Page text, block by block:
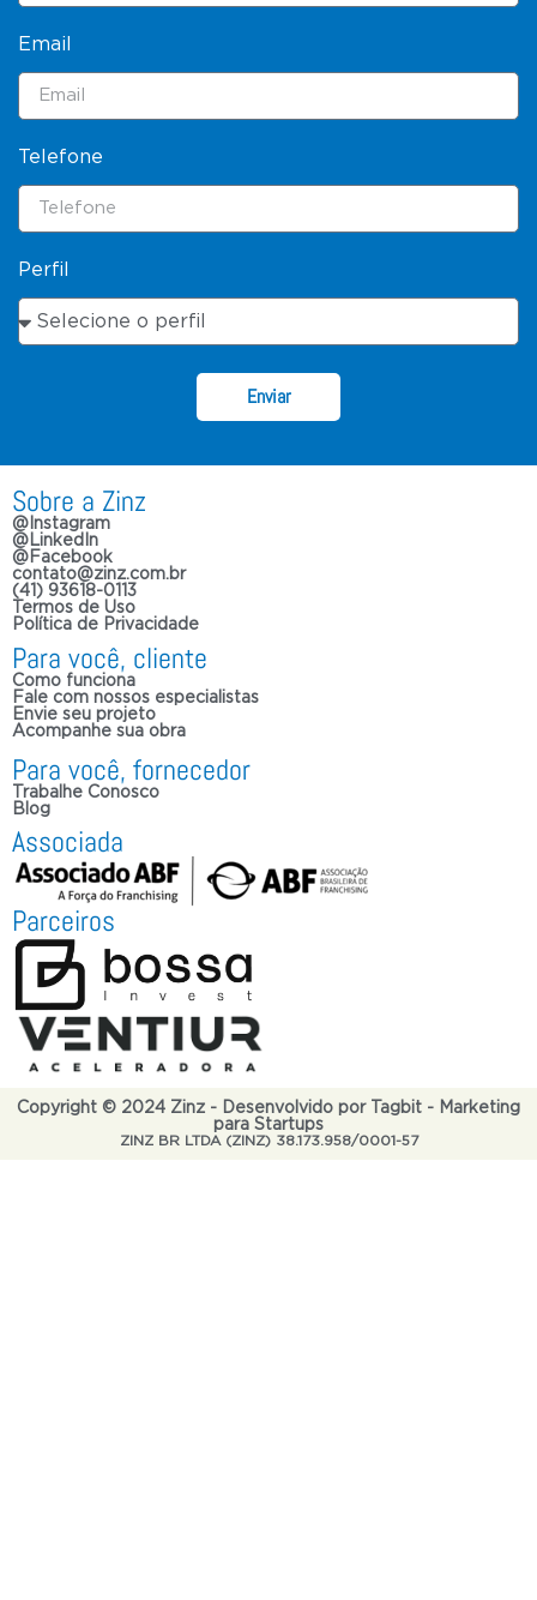
Email
Telefone
Perfil
Enviar
Sobre a Zinz
@Instagram
@LinkedIn
@Facebook
contato@zinz.com.br
(41) 93618-0113
Termos de Uso
Política de Privacidade
Para você, cliente
Como funciona
Fale com nossos especialistas
Envie seu projeto
Acompanhe sua obra
Para você, fornecedor
Trabalhe Conosco
Blog
Associada
Parceiros
Copyright © 2024 Zinz - Desenvolvido por Tagbit - Marketing
para Startups
ZINZ BR LTDA (ZINZ) 38.173.958/0001-57